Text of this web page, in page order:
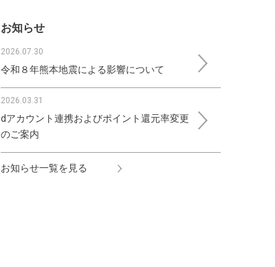
お知らせ
2026.07.30
令和８年熊本地震による影響について
2026.03.31
dアカウント連携およびポイント還元率変更
のご案内
お知らせ一覧を見る